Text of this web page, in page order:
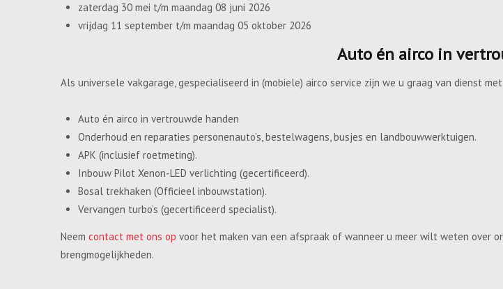
zaterdag 30 mei t/m maandag 08 juni 2026
vrijdag 11 september t/m maandag 05 oktober 2026
Auto én airco in
Als universele vakgarage, gespecialiseerd in (mobiele) airco service zijn we u graag van dienst
Auto én airco in vertrouwde handen
Onderhoud en reparaties personenauto’s, bestelwagens, busjes en landbouwwerktuigen.
APK (inclusief roetmeting).
Inbouw Pilot Xenon-LED verlichting (gecertificeerd).
Bosal trekhaken (Officieel inbouwstation).
Vervangen turbo’s (gecertificeerd specialist).
Neem contact met ons op voor het maken van een afspraak of wanneer u meer wilt weten over
brengmogelijkheden.